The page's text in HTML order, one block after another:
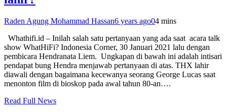
Raden Agung Mohammad Hassan6 years ago04 mins
Whathifi.id – Inilah salah satu pertanyaan yang ada saat acara talk
show WhatHiFi? Indonesia Corner, 30 Januari 2021 lalu dengan
pembicara Hendranata Liem. Ungkapan di bawah ini adalah intisari
pendapat bung Hendra menjawab pertanyaan di atas. THX lahir
diawali dengan bagaimana kecewanya seorang George Lucas saat
menonton film di bioskop pada awal tahun 80-an….
Read Full News